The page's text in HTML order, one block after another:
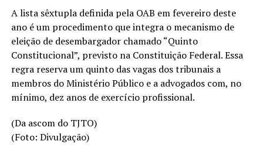
A lista sêxtupla definida pela OAB em fevereiro deste
ano é um procedimento que integra o mecanismo de
eleição de desembargador chamado “Quinto
Constitucional”, previsto na Constituição Federal. Essa
regra reserva um quinto das vagas dos tribunais a
membros do Ministério Público e a advogados com, no
mínimo, dez anos de exercício profissional.
(Da ascom do TJTO)
(Foto: Divulgação)